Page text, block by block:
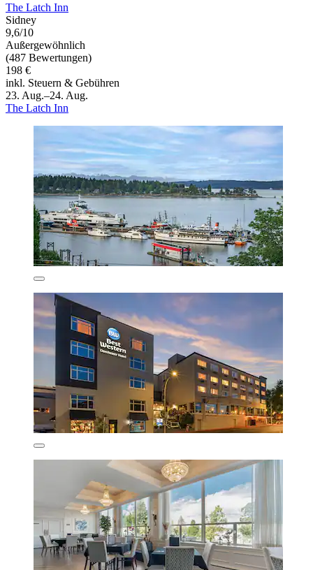
The Latch Inn
Sidney
9,6/10
Außergewöhnlich
(487 Bewertungen)
198 €
inkl. Steuern & Gebühren
23. Aug.–24. Aug.
The Latch Inn